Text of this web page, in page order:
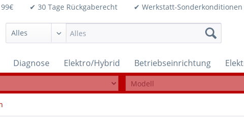
99€ ✔ 30 Tage Rückgaberecht ✔ Werkstatt-
Diagnose Elektro/Hybrid Betriebseinrichtung